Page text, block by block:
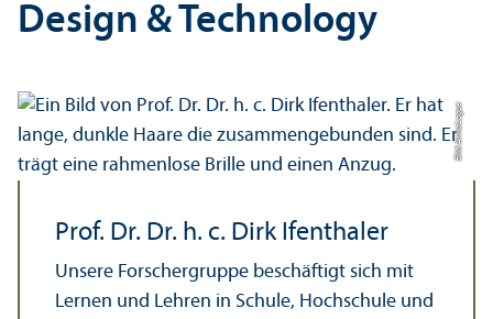
Design & Technology
Bild: Anna Logue
Prof. Dr. Dr. h. c. Dirk Ifenthaler
Unsere Forscher­gruppe beschäftigt sich mit
Lernen und Lehren in Schule, Hochschule und